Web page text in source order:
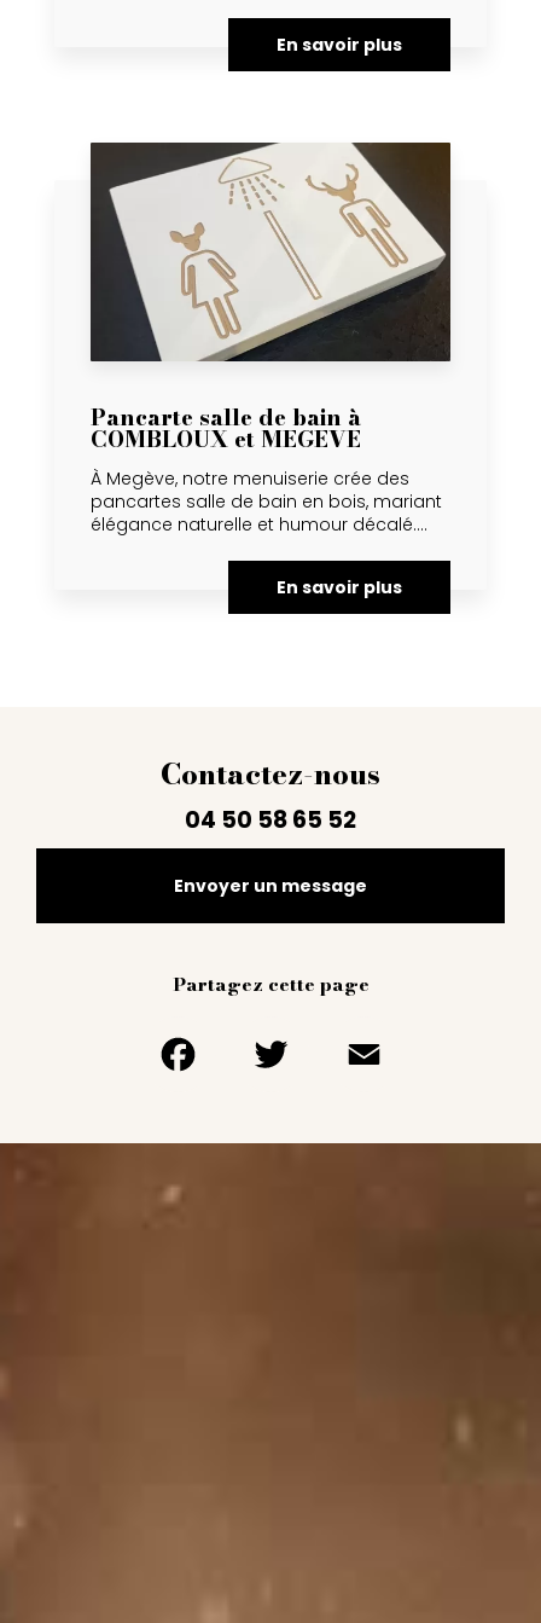
En savoir plus
Pancarte salle de bain à
COMBLOUX et MEGEVE
À Megève, notre menuiserie crée des
pancartes salle de bain en bois, mariant
élégance naturelle et humour décalé....
En savoir plus
Contactez-nous
04 50 58 65 52
Envoyer un message
Partagez cette page